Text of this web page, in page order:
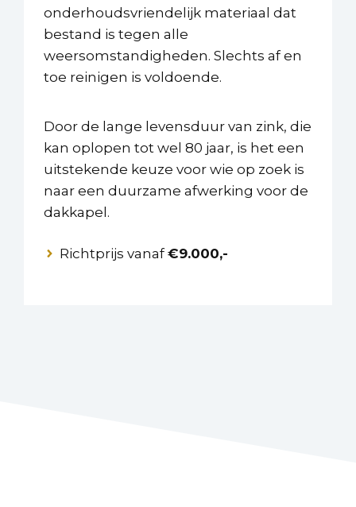
onderhoudsvriendelijk materiaal dat
bestand is tegen alle
weersomstandigheden. Slechts af en
toe reinigen is voldoende.
Door de lange levensduur van zink, die
kan oplopen tot wel 80 jaar, is het een
uitstekende keuze voor wie op zoek is
naar een duurzame afwerking voor de
dakkapel.
Richtprijs vanaf€9.000,-